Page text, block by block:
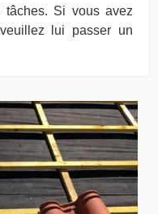
Si vous avez
lui passer un